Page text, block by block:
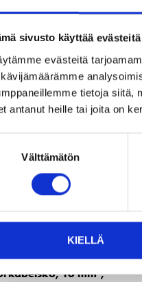
sivusto käyttää evästeitä
evästeitä
tietoja siitä,
antanut heille tai joita on
Välttämätön
KIELLÄ
16 mm²,